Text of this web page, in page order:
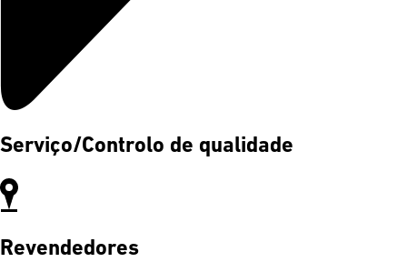
Serviço/Controlo de qualidade
Revendedores